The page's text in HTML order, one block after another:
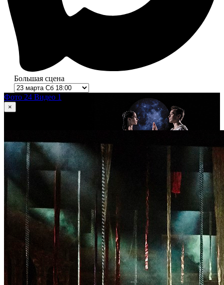
Большая сцена
Фото 24 Видео 1
×